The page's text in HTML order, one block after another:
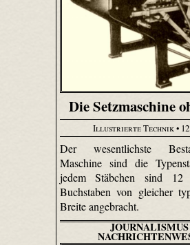
Die Setzmaschine
Illustrierte Technik•
Der wesentlichste
Maschine sind die
jedem Stäbchen sind 12
Buchstaben von gleicher
Breite angebracht.